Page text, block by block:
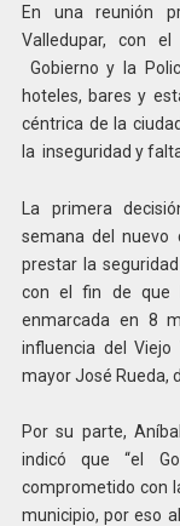
En una reunión
Valledupar, con
Gobierno y la
hoteles, bares y
céntrica de la
la inseguridad y
La primera
semana del nuevo
prestar la
con el fin de que
enmarcada en 8
influencia del Viejo
mayor José Rueda,
Por su parte,
indicó que “el
comprometido con
municipio, por eso